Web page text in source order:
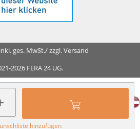
hinzufügen
ges. MwSt./ zzgl. Versand
2026 FERA 24 UG.
INTERNATIONAL: